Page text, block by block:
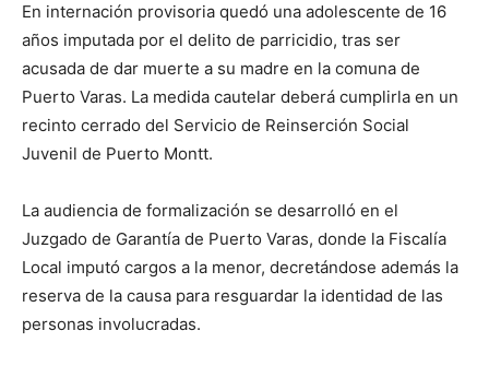
En internación provisoria quedó una adolescente de 16
años imputada por el delito de parricidio, tras ser
acusada de dar muerte a su madre en la comuna de
Puerto Varas. La medida cautelar deberá cumplirla en un
recinto cerrado del Servicio de Reinserción Social
Juvenil de Puerto Montt.
La audiencia de formalización se desarrolló en el
Juzgado de Garantía de Puerto Varas, donde la Fiscalía
Local imputó cargos a la menor, decretándose además la
reserva de la causa para resguardar la identidad de las
personas involucradas.